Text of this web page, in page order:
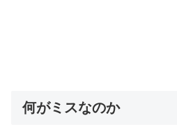
何がミスなのか